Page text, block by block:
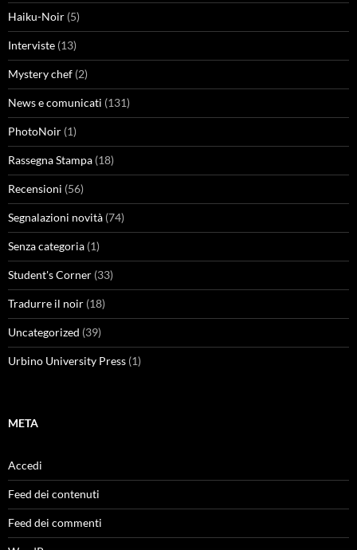
Haiku-Noir (5)
Interviste (13)
Mystery chef (2)
News e comunicati (131)
PhotoNoir (1)
Rassegna Stampa (18)
Recensioni (56)
Segnalazioni novità (74)
Senza categoria (1)
Student's Corner (33)
Tradurre il noir (18)
Uncategorized (39)
Urbino University Press (1)
META
Accedi
Feed dei contenuti
Feed dei commenti